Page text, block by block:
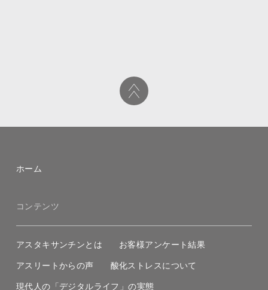
ホーム
コンテンツ
アスタキサンチンとは お客様アンケート結果
アスリートからの声 酸化ストレスについて
現代人の「デジタルライフ」の実態